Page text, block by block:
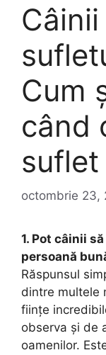
Cum
când
suflet
octombrie 23,
1. Pot câinii
persoană
Răspunsul
dintre multele
ființe
observa și de
oamenilor.